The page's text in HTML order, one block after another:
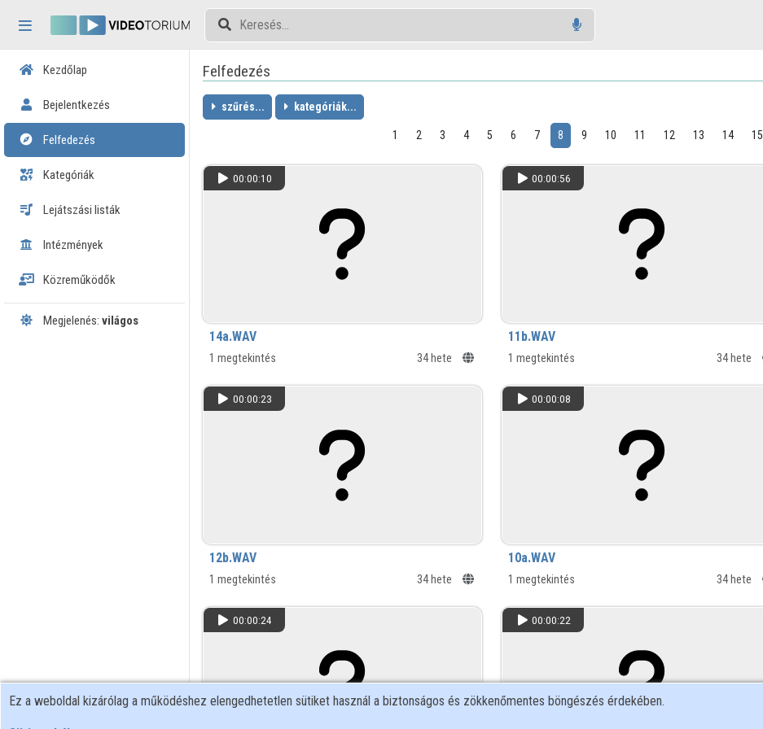
Tartalom kihagyása
Kezdőlap
Bejelentkezés
Felfedezés
Kategóriák
Lejátszási listák
Intézmények
Közreműködők
Megjelenés: világos
Felfedezés
szűrés... kategóriák...
1 2 3 4 5 6 7 8 9 10 11 12 13 14 15
00:00:10
14a.WAV
1 megtekintés 34 hete
00:00:56
11b.WAV
1 megtekintés 34 hete
00:00:23
12b.WAV
1 megtekintés 34 hete
00:00:08
10a.WAV
1 megtekintés 34 hete
00:00:24 00:00:22
Ez a weboldal kizárólag a működéshez elengedhetetlen sütiket használ a biztonságos és zökkenőmentes böngészés érdekében.